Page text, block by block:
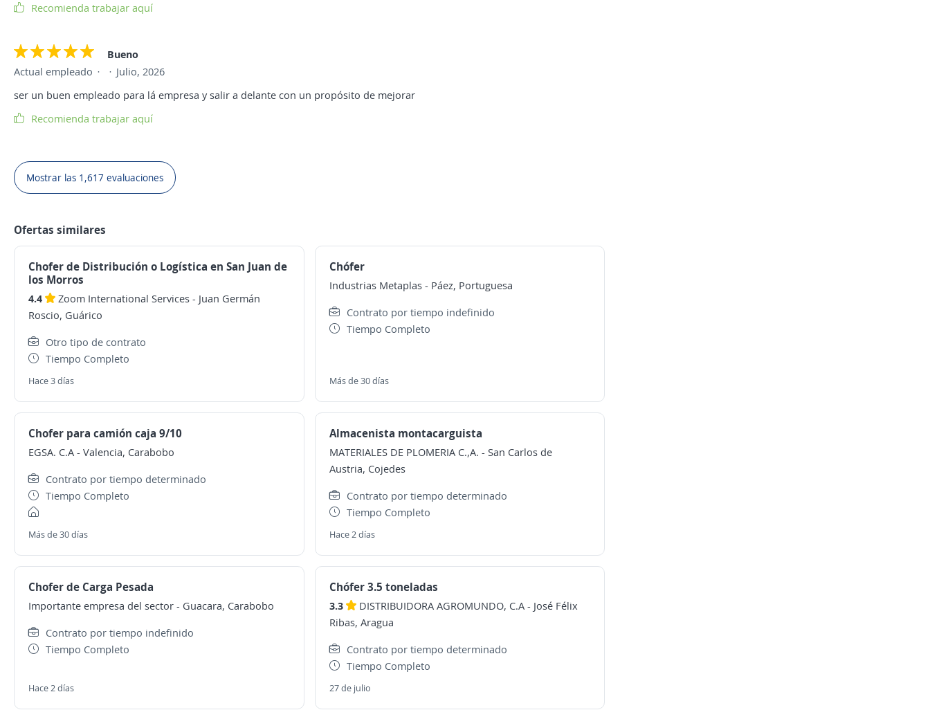
Recomienda trabajar aquí
Bueno
Actual empleado
Julio, 2026
ser un buen empleado para lá empresa y salir a delante con un propósito de mejorar
Recomienda trabajar aquí
Mostrar las 1,617 evaluaciones
Ofertas similares
Chofer de Distribución o Logística en San Juan de
los Morros
4.4 Zoom International Services - Juan Germán
Roscio, Guárico
Otro tipo de contrato
Tiempo Completo
Hace 3 días
Chófer
Industrias Metaplas - Páez, Portuguesa
Contrato por tiempo indefinido
Tiempo Completo
Más de 30 días
Chofer para camión caja 9/10
EGSA. C.A - Valencia, Carabobo
Contrato por tiempo determinado
Tiempo Completo
Más de 30 días
Almacenista montacarguista
MATERIALES DE PLOMERIA C.,A. - San Carlos de
Austria, Cojedes
Contrato por tiempo determinado
Tiempo Completo
Hace 2 días
Chofer de Carga Pesada
Importante empresa del sector - Guacara, Carabobo
Contrato por tiempo indefinido
Tiempo Completo
Hace 2 días
Chófer 3.5 toneladas
3.3 DISTRIBUIDORA AGROMUNDO, C.A - José Félix
Ribas, Aragua
Contrato por tiempo determinado
Tiempo Completo
27 de julio